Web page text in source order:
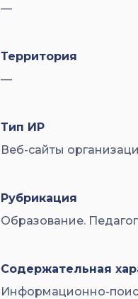
—
Территория
—
Тип ИР
Веб-сайты
Рубрикация
Образование.
Содержательная
Информационно-